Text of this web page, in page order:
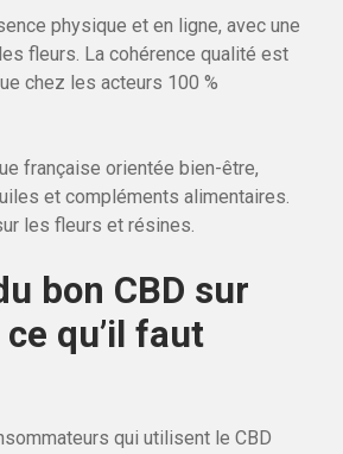
physique et en ligne, avec une
fleurs. La cohérence qualité est
chez les acteurs 100 %
française orientée bien-être,
et compléments alimentaires.
les fleurs et résines.
bon CBD sur
qu’il faut
qui utilisent le CBD